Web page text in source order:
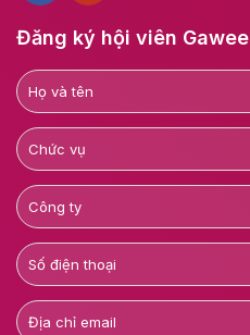
Đăng ký hội viên Gawee